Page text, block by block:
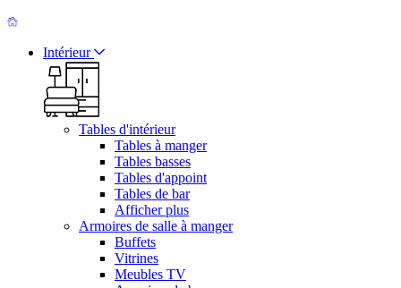
Intérieur
Tables d'intérieur
Tables à manger
Tables basses
Tables d'appoint
Tables de bar
Afficher plus
Armoires de salle à manger
Buffets
Vitrines
Meubles TV